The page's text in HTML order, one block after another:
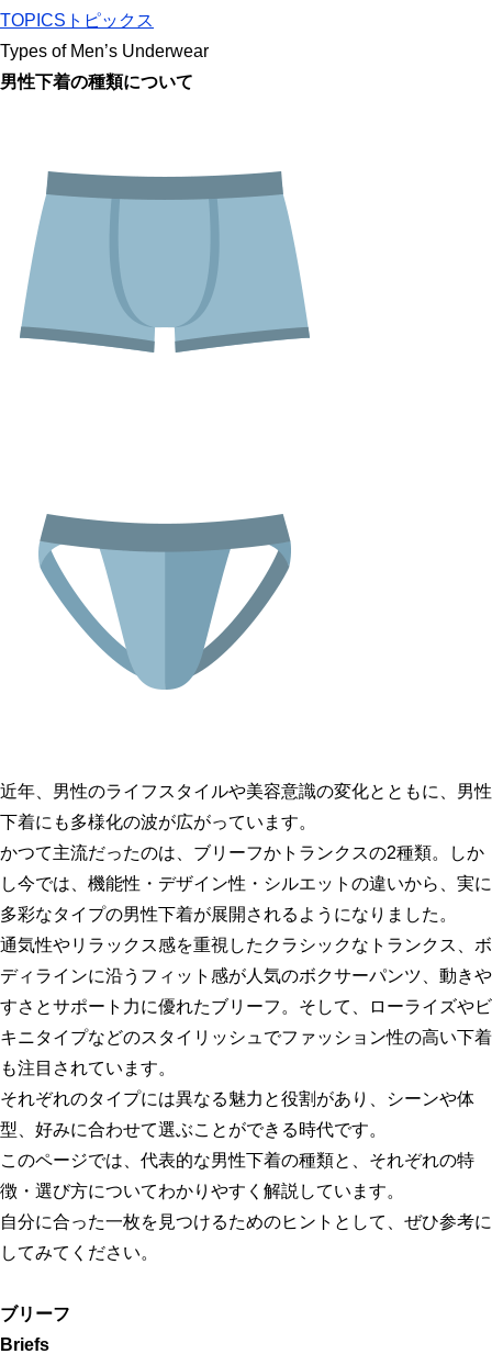
TOPICS トピックス
Types of Men’s Underwear
男性下着の種類について
近年、男性のライフスタイルや美容意識の変化とともに、男性
下着にも多様化の波が広がっています。
かつて主流だったのは、ブリーフかトランクスの2種類。しか
し今では、機能性・デザイン性・シルエットの違いから、実に
多彩なタイプの男性下着が展開されるようになりました。
通気性やリラックス感を重視したクラシックなトランクス、ボ
ディラインに沿うフィット感が人気のボクサーパンツ、動きや
すさとサポート力に優れたブリーフ。そして、ローライズやビ
キニタイプなどのスタイリッシュでファッション性の高い下着
も注目されています。
それぞれのタイプには異なる魅力と役割があり、シーンや体
型、好みに合わせて選ぶことができる時代です。
このページでは、代表的な男性下着の種類と、それぞれの特
徴・選び方についてわかりやすく解説しています。
自分に合った一枚を見つけるためのヒントとして、ぜひ参考に
してみてください。
ブリーフ
Briefs